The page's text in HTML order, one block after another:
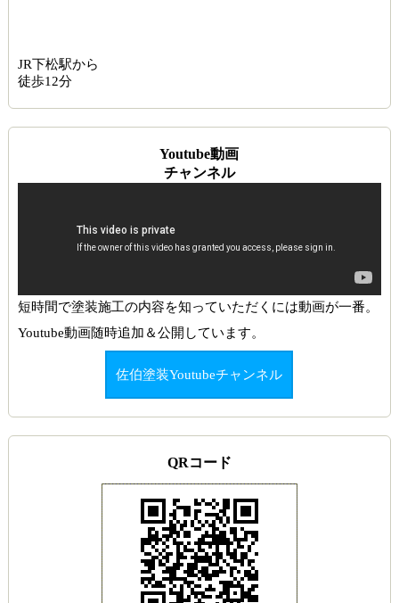
JR下松駅から
徒歩12分
Youtube動画
チャンネル
短時間で塗装施工の内容を知っていただくには動画が一番。
Youtube動画随時追加＆公開しています。
佐伯塗装Youtubeチャンネル
QRコード